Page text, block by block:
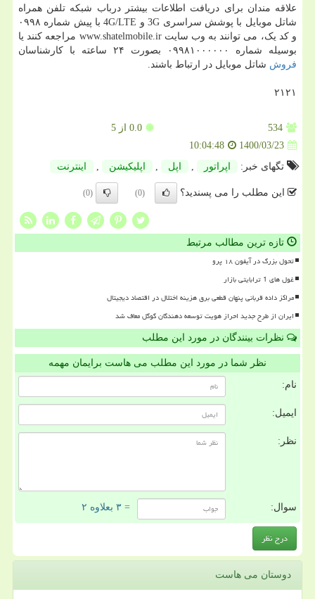
علاقه مندان برای دریافت اطلاعات بیشتر درباب شبکه تلفن همراه
شاتل موبایل با پوشش سراسری 3G و 4G/LTE با پیش شماره ۰۹۹۸
و کد یک، می توانند به وب سایت www.shatelmobile.ir مراجعه کنند یا
بوسیله شماره ۰۹۹۸۱۰۰۰۰۰۰ بصورت ۲۴ ساعته با کارشناسان
فروش شاتل موبایل در ارتباط باشند.
۲۱۲۱
534
0.0 از 5
1400/03/23
10:04:48
تگهای خبر:
اپراتور , اپل , اپلیكیشن , اینترنت
این مطلب را می پسندید؟ (0)
(0)
تازه ترین مطالب مرتبط
تحول بزرگ در آیفون ۱۸ پرو
غول های 1 ترابایتی بازار
مراکز داده قربانی پنهان قطعی برق هزینه اختلال در اقتصاد دیجیتال
ایران از طرح جدید احراز هویت توسعه دهندگان گوگل معاف شد
نظرات بینندگان در مورد این مطلب
نظر شما در مورد این مطلب می هاست برایمان مهمه
نام:
ایمیل:
نظر:
سوال: = ۳ بعلاوه ۲
دوستان می هاست